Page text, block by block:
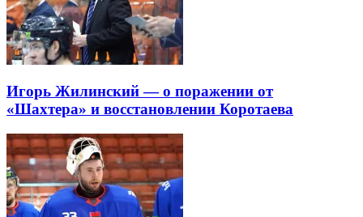
Игорь Жилинский — о поражении от
«Шахтера» и восстановлении Коротаева